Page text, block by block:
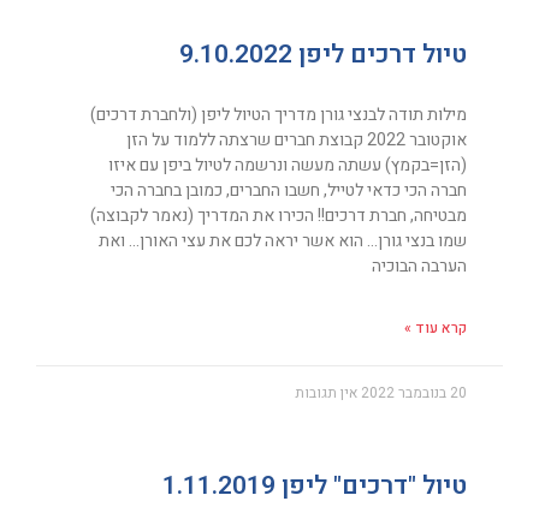
טיול דרכים ליפן 9.10.2022
מילות תודה לבנצי גורן מדריך הטיול ליפן (ולחברת דרכים)
אוקטובר 2022 קבוצת חברים שרצתה ללמוד על הזן
(הזן=בקמץ) עשתה מעשה ונרשמה לטיול ביפן עם איזו
חברה הכי כדאי לטייל, חשבו החברים, כמובן בחברה הכי
מבטיחה, חברת דרכים!! הכירו את המדריך (נאמר לקבוצה)
שמו בנצי גורן… הוא אשר יראה לכם את עצי האורן… ואת
הערבה הבוכיה
קרא עוד »
20 בנובמבר 2022 אין תגובות
טיול "דרכים" ליפן 1.11.2019